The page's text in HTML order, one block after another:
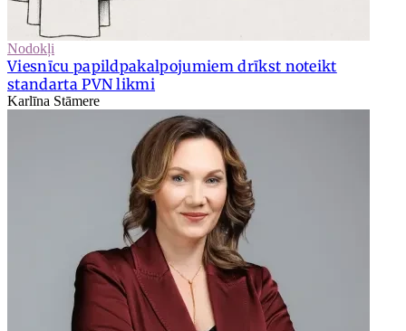
Nodokļi
Viesnīcu papildpakalpojumiem drīkst noteikt
standarta PVN likmi
Karlīna Stāmere